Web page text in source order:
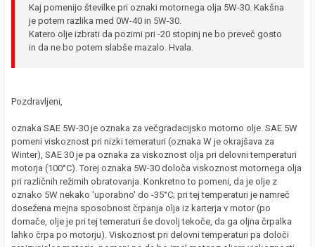
Kaj pomenijo številke pri oznaki motornega olja 5W-30. Kakšna
je potem razlika med 0W-40 in 5W-30.
Katero olje izbrati da pozimi pri -20 stopinj ne bo preveč gosto
in da ne bo potem slabše mazalo. Hvala.
Pozdravljeni,
oznaka SAE 5W-30 je oznaka za večgradacijsko motorno olje. SAE 5W
pomeni viskoznost pri nizki temeraturi (oznaka W je okrajšava za
Winter), SAE 30 je pa oznaka za viskoznost olja pri delovni temperaturi
motorja (100°C). Torej oznaka 5W-30 določa viskoznost motornega olja
pri različnih režimih obratovanja. Konkretno to pomeni, da je olje z
oznako 5W nekako 'uporabno' do -35°C; pri tej temperaturi je namreč
dosežena mejna sposobnost črpanja olja iz karterja v motor (po
domače, olje je pri tej temeraturi še dovolj tekoče, da ga oljna črpalka
lahko črpa po motorju). Viskoznost pri delovni temperaturi pa določi